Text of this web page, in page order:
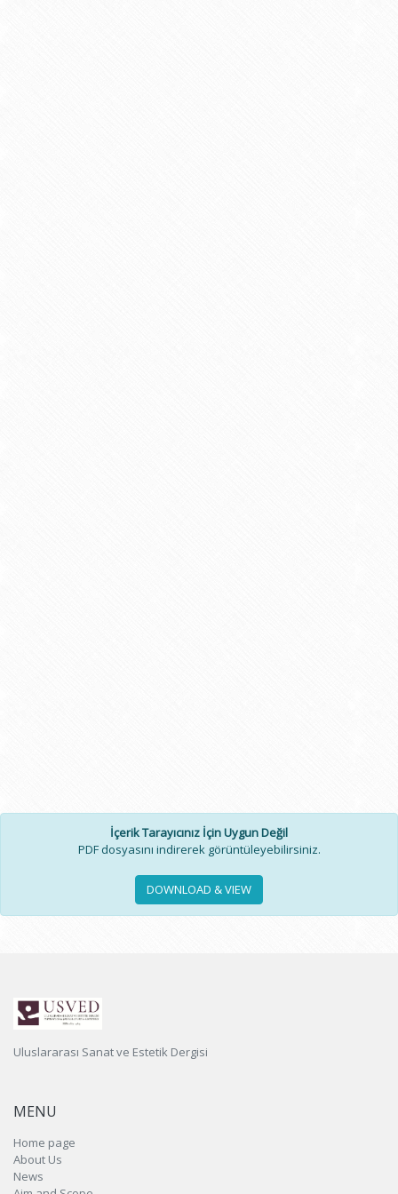
İçerik Tarayıcınız İçin Uygun Değil
PDF dosyasını indirerek görüntüleyebilirsiniz.
DOWNLOAD & VIEW
Uluslararası Sanat ve Estetik Dergisi
MENU
Home page
About Us
News